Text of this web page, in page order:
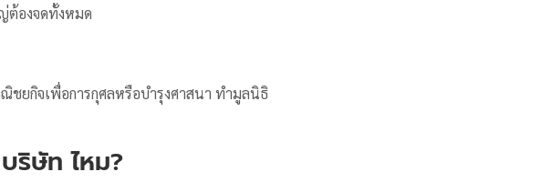
ต้องจดทั้งหมด
ชยกิจเพื่อการกุศลหรือบำรุงศาสนา ทำมูลนิธิ
ริษัท ไหม?